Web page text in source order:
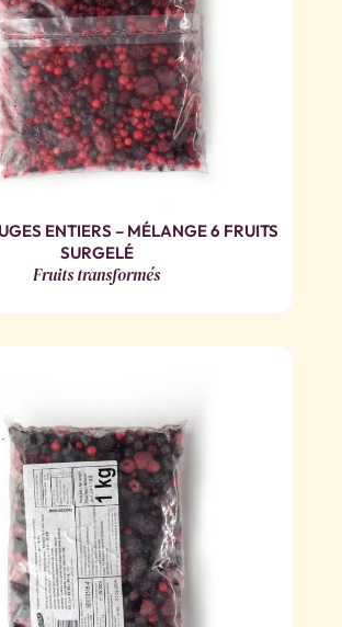
ENTIERS – MÉLANGE 6 FRUITS
SURGELÉ
Fruits transformés